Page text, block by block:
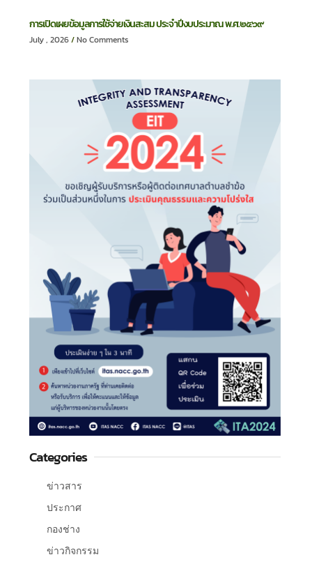
การเปิดเผยข้อมูลการใช้จ่ายเงินสะสม ประจำปีงบประมาณ พ.ศ.๒๕๖๙
July , 2026 No Comments
Categories
ข่าวสาร
ประกาศ
กองช่าง
ข่าวกิจกรรม